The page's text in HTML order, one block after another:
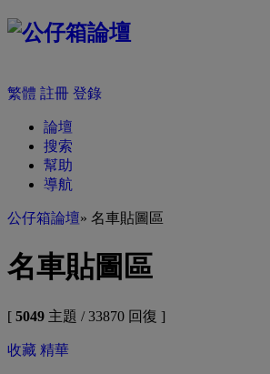
繁體 註冊 登錄
論壇
搜索
幫助
導航
公仔箱論壇» 名車貼圖區
名車貼圖區
[ 5049 主題 / 33870 回復 ]
收藏 精華